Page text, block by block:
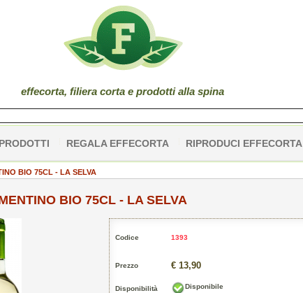
effecorta, filiera corta e prodotti alla spina
PRODOTTI REGALA EFFECORTA RIPRODUCI EFFECORTA
BIO 75CL - LA SELVA
BIO 75CL - LA SELVA
Codice 1393
Prezzo € 13,90
Disponibilità Disponibile